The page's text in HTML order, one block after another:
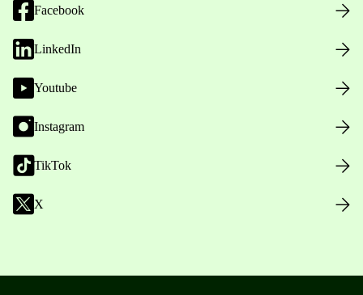
Facebook
LinkedIn
Youtube
Instagram
TikTok
X